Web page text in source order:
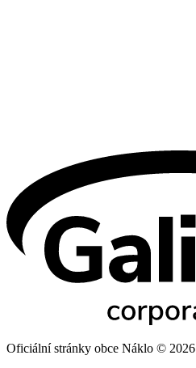
Oficiální stránky obce Náklo © 2026